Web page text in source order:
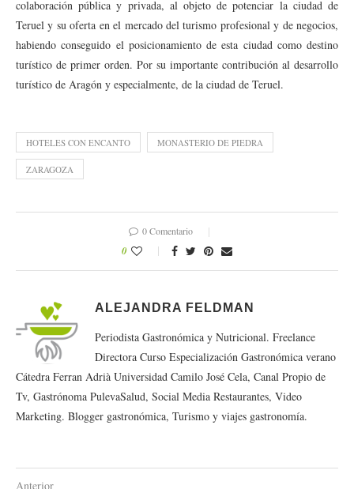
colaboración pública y privada, al objeto de potenciar la ciudad de
Teruel y su oferta en el mercado del turismo profesional y de negocios,
habiendo conseguido el posicionamiento de esta ciudad como destino
turístico de primer orden. Por su importante contribución al desarrollo
turístico de Aragón y especialmente, de la ciudad de Teruel.
HOTELES CON ENCANTO MONASTERIO DE PIEDRA
ZARAGOZA
0 Comentario
0
ALEJANDRA FELDMAN
Periodista Gastronómica y Nutricional. Freelance
Directora Curso Especialización Gastronómica verano
Cátedra Ferran Adrià Universidad Camilo José Cela, Canal Propio de
Tv, Gastrónoma PulevaSalud, Social Media Restaurantes, Video
Marketing. Blogger gastronómica, Turismo y viajes gastronomía.
Anterior